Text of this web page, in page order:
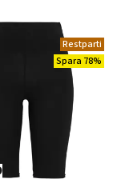
Restparti
Spara 78%